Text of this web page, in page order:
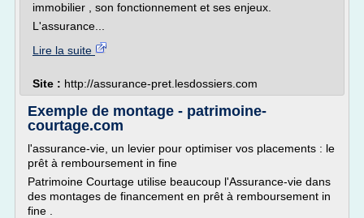
immobilier , son fonctionnement et ses enjeux.
L'assurance...
Lire la suite
Site : http://assurance-pret.lesdossiers.com
Exemple de montage - patrimoine-
courtage.com
l'assurance-vie, un levier pour optimiser vos placements : le
prêt à remboursement in fine
Patrimoine Courtage utilise beaucoup l'Assurance-vie dans
des montages de financement en prêt à remboursement in
fine .